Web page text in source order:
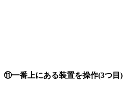
⑪一番上にある装置を操作(3つ目)